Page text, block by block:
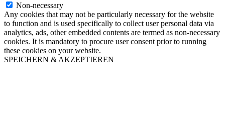
Non-necessary
Any cookies that may not be particularly necessary for the website
to function and is used specifically to collect user personal data via
analytics, ads, other embedded contents are termed as non-necessary
cookies. It is mandatory to procure user consent prior to running
these cookies on your website.
SPEICHERN & AKZEPTIEREN